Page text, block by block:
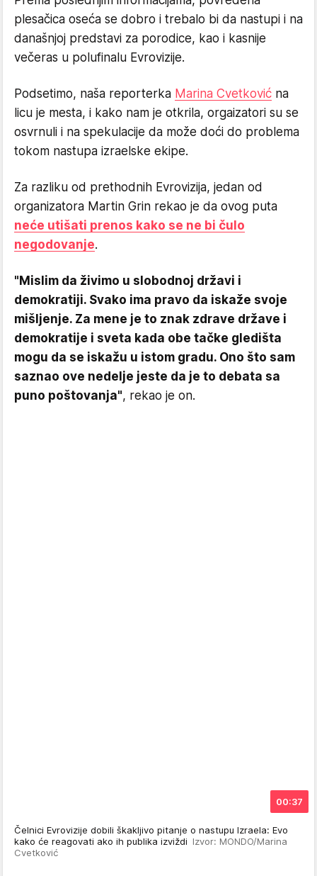
plesačica oseća se dobro i trebalo bi da nastupi i na
današnjoj predstavi za porodice, kao i kasnije
večeras u polufinalu Evrovizije.
Podsetimo, naša reporterka Marina Cvetković na
licu je mesta, i kako nam je otkrila, orgaizatori su se
osvrnuli i na spekulacije da može doći do problema
tokom nastupa izraelske ekipe.
Za razliku od prethodnih Evrovizija, jedan od
organizatora Martin Grin rekao je da ovog puta
neće utišati prenos kako se ne bi čulo
negodovanje.
"Mislim da živimo u slobodnoj državi i
demokratiji. Svako ima pravo da iskaže svoje
mišljenje. Za mene je to znak zdrave države i
demokratije i sveta kada obe tačke gledišta
mogu da se iskažu u istom gradu. Ono što sam
saznao ove nedelje jeste da je to debata sa
puno poštovanja", rekao je on.
00:37
Čelnici Evrovizije dobili škakljivo pitanje o nastupu Izraela: Evo
kako će reagovati ako ih publika izviždi Izvor: MONDO/Marina
Cvetković